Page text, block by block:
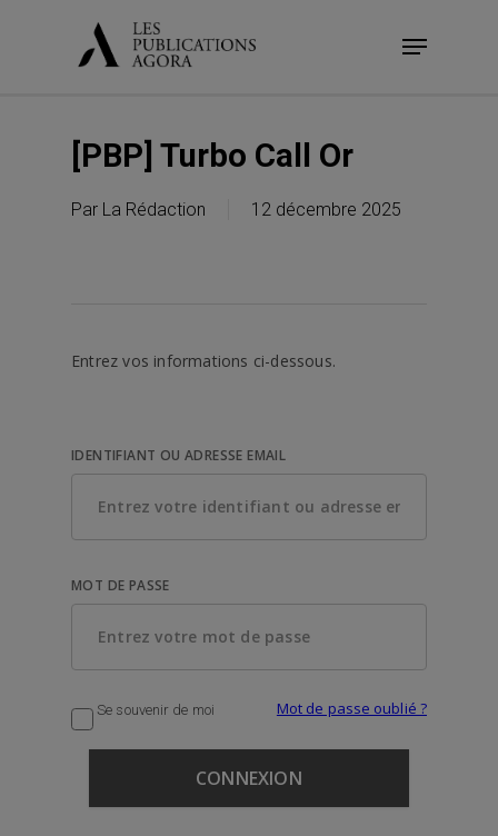
Menu
[PBP] Turbo Call Or
Par La Rédaction 12 décembre 2025
Entrez vos informations ci-dessous.
IDENTIFIANT OU ADRESSE EMAIL
MOT DE PASSE
Se souvenir de moi Mot de passe oublié ?